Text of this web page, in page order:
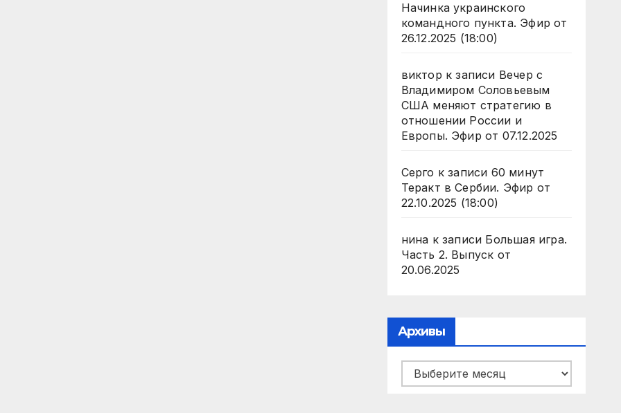
Начинка украинского
командного пункта. Эфир от
26.12.2025 (18:00)
виктор к записи Вечер с
Владимиром Соловьевым
США меняют стратегию в
отношении России и
Европы. Эфир от 07.12.2025
Серго к записи 60 минут
Теракт в Сербии. Эфир от
22.10.2025 (18:00)
нина к записи Большая игра.
Часть 2. Выпуск от
20.06.2025
Архивы
Архивы